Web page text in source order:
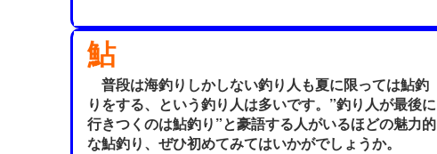
鮎
普段は海釣りしかしない釣り人も夏に限っては鮎釣
りをする、という釣り人は多いです。”釣り人が最後に
行きつくのは鮎釣り”と豪語する人がいるほどの魅力的
な鮎釣り、ぜひ初めてみてはいかがでしょうか。